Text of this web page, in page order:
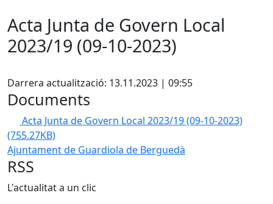
Acta Junta de Govern Local
2023/19 (09-10-2023)
Darrera actualització: 13.11.2023 | 09:55
Documents
Acta Junta de Govern Local 2023/19 (09-10-2023)
(755.27KB)
Ajuntament de Guardiola de Berguedà
RSS
L'actualitat a un clic